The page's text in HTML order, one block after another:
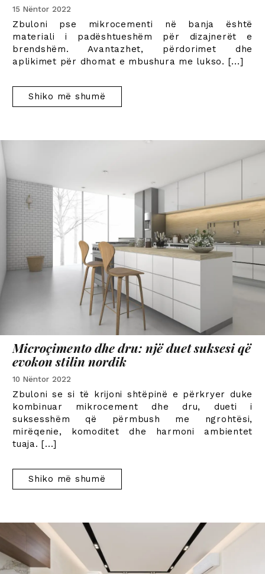
15 Nëntor 2022
Zbuloni pse mikrocementi në banja është
materiali i padështueshëm për dizajnerët e
brendshëm. Avantazhet, përdorimet dhe
aplikimet për dhomat e mbushura me lukso. [...]
Shiko më shumë
Microçimento dhe dru: një duet suksesi që
evokon stilin nordik
10 Nëntor 2022
Zbuloni se si të krijoni shtëpinë e përkryer duke
kombinuar mikrocement dhe dru, dueti i
suksesshëm që përmbush me ngrohtësi,
mirëqenie, komoditet dhe harmoni ambientet
tuaja. [...]
Shiko më shumë